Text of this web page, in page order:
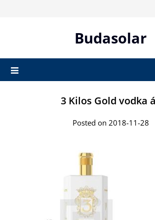
Budasolar
3 Kilos Gold vodka
Posted on 2018-11-28